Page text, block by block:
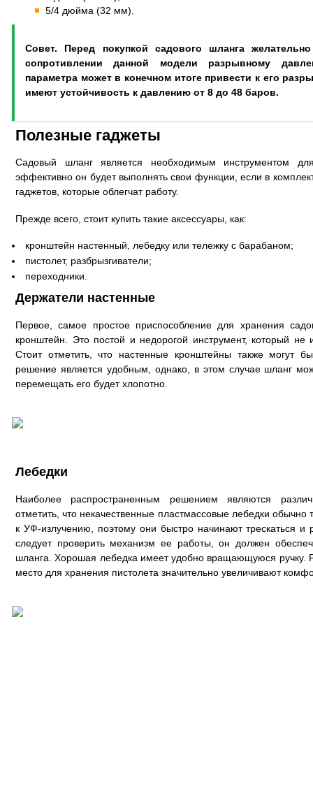
5/4 дюйма (32 мм).
Совет. Перед покупкой садового шланга
сопротивлении данной модели разрывному
параметра может в конечном итоге привести к его
имеют устойчивость к давлению от 8 до 48 баров.
Полезные гаджеты
Садовый шланг является необходимым инструментом
эффективно он будет выполнять свои функции, если в
гаджетов, которые облегчат работу.
Прежде всего, стоит купить такие аксессуары, как:
кронштейн настенный, лебедку или тележку с барабаном;
пистолет, разбрызгиватели;
переходники.
Держатели настенные
Первое, самое простое приспособление для хранения
кронштейн. Это постой и недорогой инструмент, который
Стоит отметить, что настенные кронштейны также могут
решение является удобным, однако, в этом случае шланг
перемещать его будет хлопотно.
Лебедки
Наиболее распространенным решением являются
отметить, что некачественные пластмассовые лебедки обычно
к УФ-излучению, поэтому они быстро начинают трескаться и
следует проверить механизм ее работы, он должен
шланга. Хорошая лебедка имеет удобно вращающуюся ручку.
место для хранения пистолета значительно увеличивают